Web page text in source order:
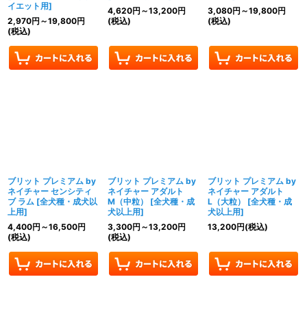
イエット用]
2,970円 ～19,800円
(税込)
4,620円 ～13,200円
(税込)
3,080円 ～19,800円
(税込)
ブリット プレミアム by
ネイチャー センシティ
ブ ラム [全犬種・成犬以
上用]
4,400円 ～16,500円
(税込)
ブリット プレミアム by
ネイチャー アダルト
M（中粒）
[全犬種・成
犬以上用]
3,300円 ～13,200円
(税込)
ブリット プレミアム by
ネイチャー アダルト
L（大粒）
[全犬種・成
犬以上用]
13,200円(税込)